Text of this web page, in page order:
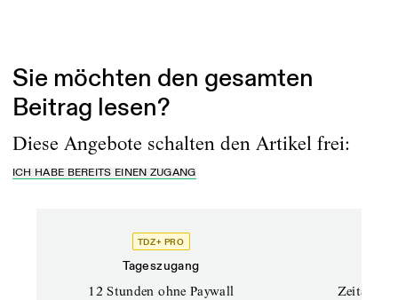
Sie möchten den gesamten
Beitrag lesen?
Diese Angebote schalten den Artikel frei:
ICH HABE BEREITS EINEN ZUGANG
TDZ+ PRO
Tageszugang
12 Stunden ohne Paywall